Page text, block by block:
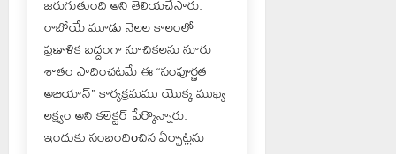
రాబోయే మూడు నెలల కాలంలో
ప్రణాళిక బద్దంగా సూచికలను నూరు
శాతం సాదించటమే ఈ “సంపూర్ణత
అభియాన్” కార్యక్రమము యొక్క ముఖ్య
లక్ష్యం అని కలెక్టర్ పేర్కొన్నారు.
ఇందుకు సంబందిoచిన ఏర్పాట్లను